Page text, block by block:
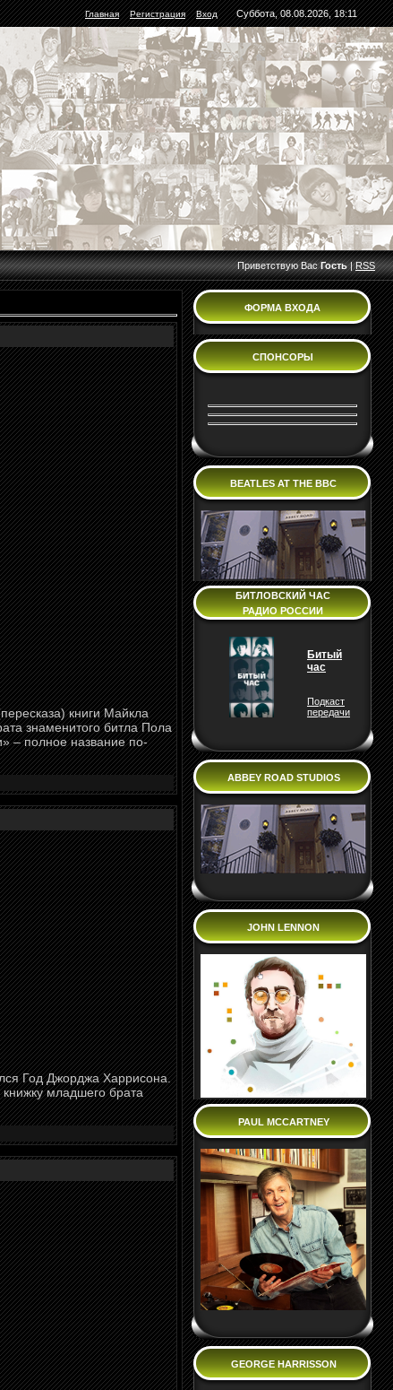
Главная Регистрация Вход Суббота, 08.08.2026, 18:11
Приветствую Вас Гость|RSS
книги Майкла
знаменитого битла Пола
– полное название по-
Год Джорджа Харрисона.
книжку младшего брата
ФОРМА ВХОДА
СПОНСОРЫ
BEATLES AT THE BBC
БИТЛОВСКИЙ ЧАС
РАДИО РОССИИ
Битый
час
Подкаст
передачи
ABBEY ROAD STUDIOS
JOHN LENNON
PAUL MCCARTNEY
GEORGE HARRISSON